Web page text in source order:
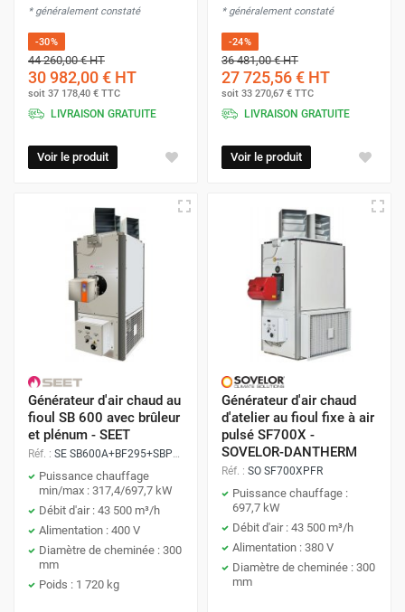
* généralement constaté
-30%
44 260,00 €HT
30 982,00 € HT
soit 37 178,40 € TTC
LIVRAISON GRATUITE
Voir le produit
* généralement constaté
-24%
36 481,00 €HT
27 725,56 € HT
soit 33 270,67 € TTC
LIVRAISON GRATUITE
Voir le produit
Générateur d'air chaud au
fioul SB 600 avec brûleur
et plénum - SEET
Réf. : SE SB600A+BF295+SBPL5060
Puissance chauffage
min/max : 317,4/697,7 kW
Débit d'air : 43 500 m³/h
Alimentation : 400 V
Diamètre de cheminée : 300
mm
Poids : 1 720 kg
Générateur d'air chaud
d'atelier au fioul fixe à air
pulsé SF700X -
SOVELOR-DANTHERM
Réf. : SO SF700XPFR
Puissance chauffage :
697,7 kW
Débit d'air : 43 500 m³/h
Alimentation : 380 V
Diamètre de cheminée : 300
mm